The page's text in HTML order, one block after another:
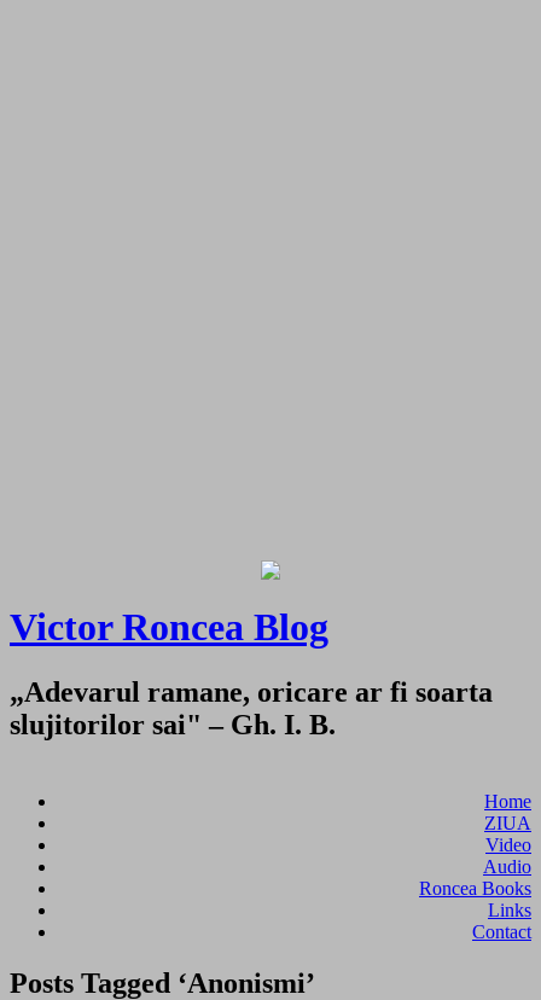
Victor Roncea Blog
„Adevarul ramane, oricare ar fi soarta
slujitorilor sai" – Gh. I. B.
Home
ZIUA
Video
Audio
Roncea Books
Links
Contact
Posts Tagged ‘Anonismi’